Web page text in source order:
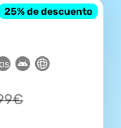
25% de descuento
€